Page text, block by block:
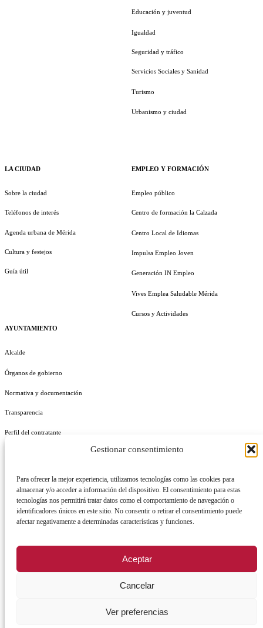
Gestionar consentimiento
Para ofrecer la mejor experiencia, utilizamos tecnologías como las cookies para
almacenar y/o acceder a información del dispositivo. El consentimiento para estas
tecnologías nos permitirá tratar datos como el comportamiento de navegación o
identificadores únicos en este sitio. No consentir o retirar el consentimiento puede
afectar negativamente a determinadas características y funciones.
Aceptar
Cancelar
Ver preferencias
LA CIUDAD
Sobre la ciudad
Teléfonos de interés
Agenda urbana de Mérida
Cultura y festejos
Guía útil
AYUNTAMIENTO
Alcalde
Órganos de gobierno
Normativa y documentación
Transparencia
Perfil del contratante
Educación y juventud
Igualdad
Seguridad y tráfico
Servicios Sociales y Sanidad
Turismo
Urbanismo y ciudad
EMPLEO Y FORMACIÓN
Empleo público
Centro de formación la Calzada
Centro Local de Idiomas
Impulsa Empleo Joven
Generación IN Empleo
Vives Emplea Saludable Mérida
Cursos y Actividades
REGISTRO DE ACTIVIDADES DE TRATAMIENTO